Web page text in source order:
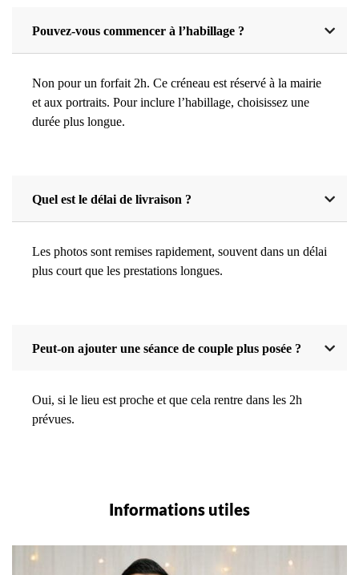
Pouvez-vous commencer à l’habillage ?
Non pour un forfait 2h. Ce créneau est réservé à la mairie
et aux portraits. Pour inclure l’habillage, choisissez une
durée plus longue.
Quel est le délai de livraison ?
Les photos sont remises rapidement, souvent dans un délai
plus court que les prestations longues.
Peut-on ajouter une séance de couple plus posée ?
Oui, si le lieu est proche et que cela rentre dans les 2h
prévues.
Informations utiles